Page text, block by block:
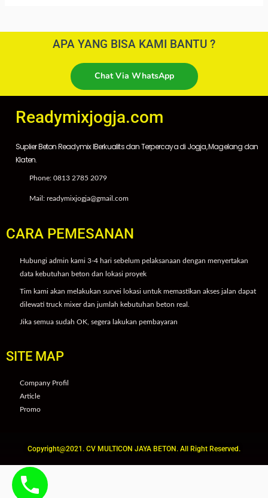
APA YANG BISA KAMI BANTU ?
Chat Via WhatsApp
Readymixjogja.com
Suplier Beton Readymix IBerkualits dan Terpercaya di Jogja, Magelang dan
Klaten.
Phone: 0813 2785 2079
Mail: readymixjogja@gmail.com
CARA PEMESANAN
Hubungi admin kami 3-4 hari sebelum pelaksanaan dengan menyertakan
data kebutuhan beton dan lokasi proyek
Tim kami akan melakukan survei lokasi untuk memastikan akses jalan dapat
dilewati truck mixer dan jumlah kebutuhan beton real.
Jika semua sudah OK, segera lakukan pembayaran
SITE MAP
Company Profil
Article
Promo
Copyright@2021. CV MULTICON JAYA BETON. All Right Reserved.